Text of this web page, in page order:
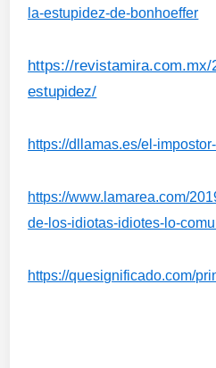
la-estupidez-de-bonhoeffer
https://revistamira.com.mx/
estupidez/
https://dllamas.es/el-
https://www.lamarea.com/
de-los-idiotas-idiotes-lo-
https://quesignificado.com/